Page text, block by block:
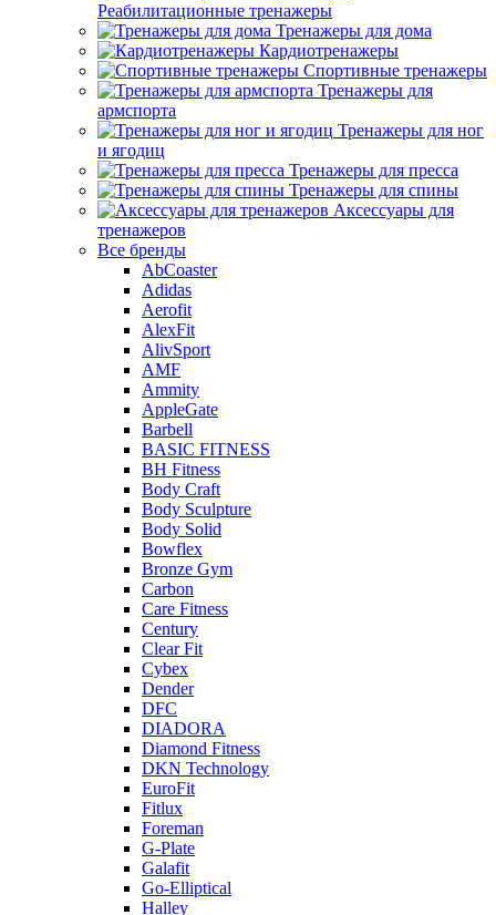
Реабилитационные тренажеры
Тренажеры для дома
Кардиотренажеры
Спортивные тренажеры
Тренажеры для
армспорта
Тренажеры для ног
и ягодиц
Тренажеры для пресса
Тренажеры для спины
Аксессуары для
тренажеров
Все бренды
AbCoaster
Adidas
Aerofit
AlexFit
AlivSport
AMF
Ammity
AppleGate
Barbell
BASIC FITNESS
BH Fitness
Body Craft
Body Sculpture
Body Solid
Bowflex
Bronze Gym
Carbon
Care Fitness
Century
Clear Fit
Cybex
Dender
DFC
DIADORA
Diamond Fitness
DKN Technology
EuroFit
Fitlux
Foreman
G-Plate
Galafit
Go-Elliptical
Halley